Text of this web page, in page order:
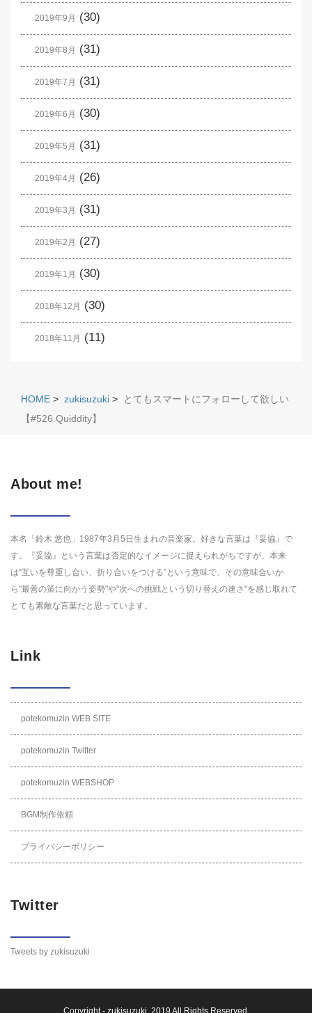
2019年9月 (30)
2019年8月 (31)
2019年7月 (31)
2019年6月 (30)
2019年5月 (31)
2019年4月 (26)
2019年3月 (31)
2019年2月 (27)
2019年1月 (30)
2018年12月 (30)
2018年11月 (11)
HOME > zukisuzuki >
とてもスマートにフォローして欲しい
【#526.Quiddity】
About me!
本名「鈴木 悠也」1987年3月5日生まれの音楽家。好きな言葉は『妥協』で
す。『妥協』という言葉は否定的なイメージに捉えられがちですが、本来
は“互いを尊重し合い、折り合いをつける”という意味で、その意味合いか
ら"最善の策に向かう姿勢"や"次への挑戦という切り替えの速さ"を感じ取れて
とても素敵な言葉だと思っています。
Link
potekomuzin WEB SITE
potekomuzin Twitter
potekomuzin WEBSHOP
BGM制作依頼
プライバシーポリシー
Twitter
Tweets by zukisuzuki
Copyright - zukisuzuki , 2019 All Rights Reserved.